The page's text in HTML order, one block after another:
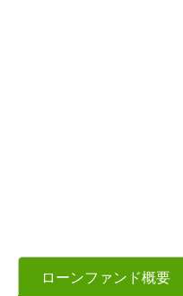
ローンファンド概要